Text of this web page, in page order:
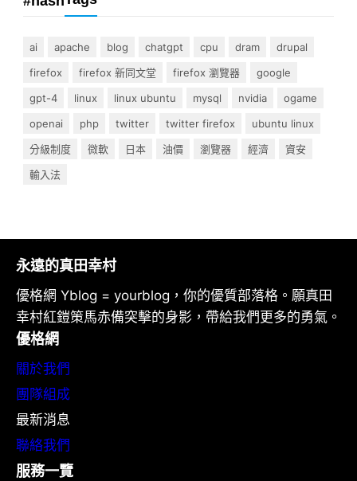
ai apache blog chatgpt cpu dram
drupal
firefox
firefox 新同文堂 firefox 瀏覽器
google
gpt-4
linux linux ubuntu mysql nvidia
ogame
openai
php twitter twitter firefox
ubuntu linux
分級制度
微軟 日本 油價 瀏覽器 經濟
資安
輸入法
永遠的真田幸村
優格網 Yblog = yourblog，你的優質部落格。願真田
幸村紅鎧策馬赤備突擊的身影，帶給我們更多的勇氣。
優格網
關於我們
團隊組成
最新消息
聯絡我們
服務一覽